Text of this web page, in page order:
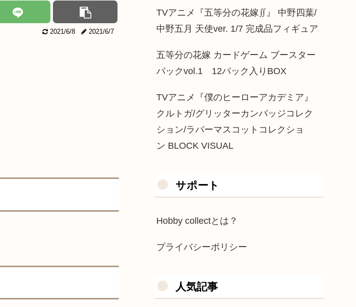
2021/6/8 2021/6/7
TVアニメ『五等分の花嫁∬』 中野四葉/
中野五月 天使ver. 1/7 完成品フィギュア
五等分の花嫁 カードゲーム ブースター
パックvol.1 12パック入りBOX
TVアニメ『僕のヒーローアカデミア』
クルトガ/グリッターカンバッジコレク
ション/ラバーマスコットコレクショ
ン BLOCK VISUAL
サポート
Hobby collectとは？
プライバシーポリシー
人気記事